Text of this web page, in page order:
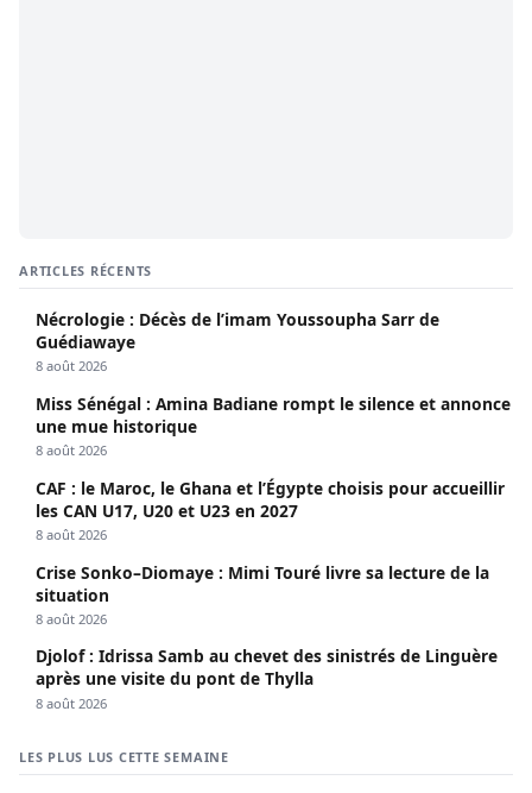
ARTICLES RÉCENTS
Nécrologie : Décès de l’imam Youssoupha Sarr de
Guédiawaye
8 août 2026
Miss Sénégal : Amina Badiane rompt le silence et annonce
une mue historique
8 août 2026
CAF : le Maroc, le Ghana et l’Égypte choisis pour accueillir
les CAN U17, U20 et U23 en 2027
8 août 2026
Crise Sonko–Diomaye : Mimi Touré livre sa lecture de la
situation
8 août 2026
Djolof : Idrissa Samb au chevet des sinistrés de Linguère
après une visite du pont de Thylla
8 août 2026
LES PLUS LUS CETTE SEMAINE